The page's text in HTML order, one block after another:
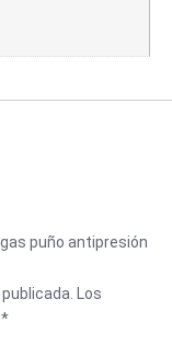
puño antipresión
Los
*